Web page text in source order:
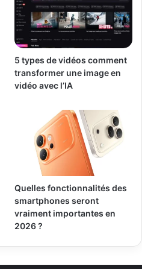
5 types de vidéos comment
transformer une image en
vidéo avec l’IA
Quelles fonctionnalités des
smartphones seront
vraiment importantes en
2026 ?